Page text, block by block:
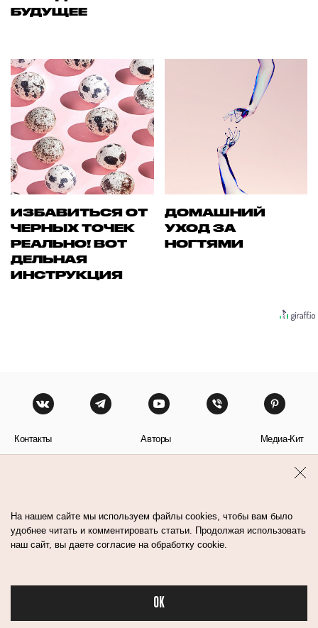
Бьюти в спорте
БУДУЩЕЕ
ИЗБАВИТЬСЯ ОТ
ЧЕРНЫХ ТОЧЕК
РЕАЛЬНО! ВОТ
ДЕЛЬНАЯ
ИНСТРУКЦИЯ
ДОМАШНИЙ
УХОД ЗА
НОГТЯМИ
Контакты Авторы Медиа-Кит
На нашем сайте мы используем файлы cookies, чтобы вам было
удобнее читать и комментировать статьи. Продолжая использовать
наш сайт, вы даете согласие на обработку cookie.
OK